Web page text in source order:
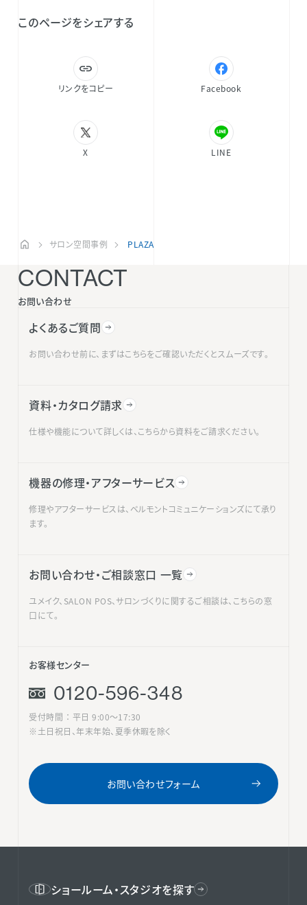
このページをシェアする
リンクをコピー Facebook
X LINE
サロン空間事例 PLAZA
CONTACT
お問い合わせ
よくあるご質問
お問い合わせ前に、まずはこちらをご確認いただくとスムーズです。
資料・カタログ請求
仕様や機能について詳しくは、こちらから資料をご請求ください。
機器の修理・アフターサービス
修理やアフターサービスは、ベルモントコミュニケーションズにて承り
ます。
お問い合わせ・ご相談窓口 一覧
ユメイク、SALON POS、サロンづくりに関するご相談は、こちらの窓
口にて。
お客様センター
0120-596-348
受付時間 ： 平日 9:00〜17:30
※土日祝日、年末年始、夏季休暇を除く
お問い合わせフォーム
ショールーム・スタジオを探す